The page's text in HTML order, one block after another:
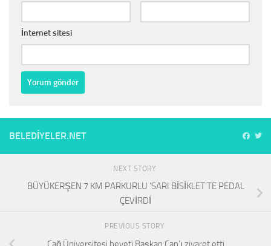
İnternet sitesi
BELEDIYELER.NET
NEXT STORY
BÜYÜKERŞEN 7 KM PARKURLU ‘SARI BİSİKLET’TE PEDAL
ÇEVİRDİ
PREVIOUS STORY